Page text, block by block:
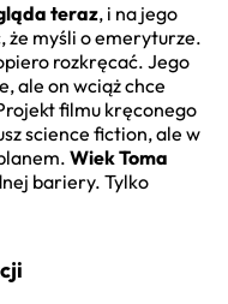
teraz, i na jego
że myśli o emeryturze.
rozkręcać. Jego
ale on wciąż chce
filmu kręconego
science fiction, ale w
Wiek Toma
bariery. Tylko